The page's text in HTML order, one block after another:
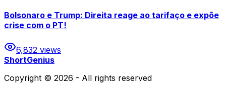
Bolsonaro e Trump: Direita reage ao tarifaço e expõe
crise com o PT!
6,832 views
ShortGenius
Copyright © 2026 - All rights reserved